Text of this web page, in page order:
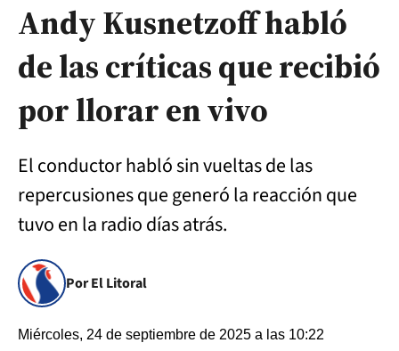
Andy Kusnetzoff habló
de las críticas que recibió
por llorar en vivo
El conductor habló sin vueltas de las
repercusiones que generó la reacción que
tuvo en la radio días atrás.
Por El Litoral
Miércoles, 24 de septiembre de 2025 a las 10:22